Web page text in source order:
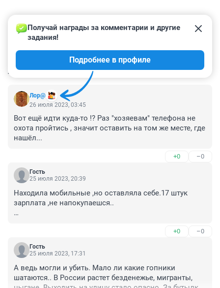
КОММЕНТАРИИ 13
Лор@
Получай награды за комментарии и другие
задания!
Подробнее в профиле
26 июля 2023, 03:45
Вот ещё идти куда-то !? Раз "хозяевам" телефона не
охота пройтись , значит оставить на том же месте, где
нашёл...
+0 –0
Гость
25 июля 2023, 20:39
Находила мобильные ,но оставляла себе.17 штук
зарплата ,не напокупаешся..
+0 –0
Гость
25 июля 2023, 17:31
А ведь могли и убить. Мало ли какие гопники
шатаются.. В России растет безденежье, мигранты,